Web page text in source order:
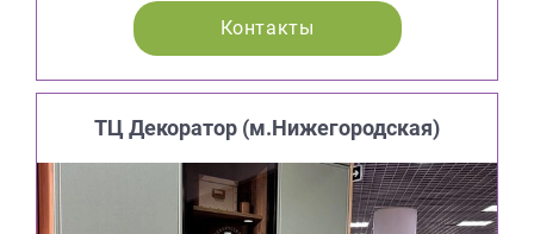
Контакты
ТЦ Декоратор (м.Нижегородская)